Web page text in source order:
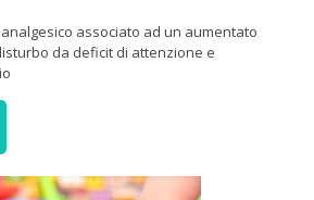
associato ad un aumentato
da deficit di attenzione e